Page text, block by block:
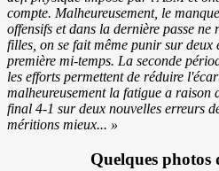
compte. Malheureusement, le
offensifs et dans la dernière passe ne
filles, on se fait même punir sur deux
première mi-temps. La seconde
les efforts permettent de réduire
malheureusement la fatigue a raison
final 4-1 sur deux nouvelles erreurs
méritions mieux... »
Quelques photos